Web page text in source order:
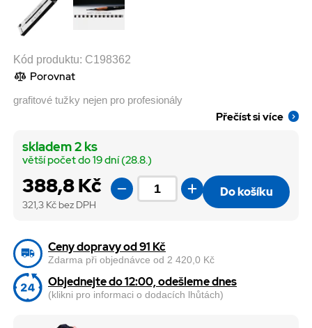
Kód produktu: C198362
Porovnat
grafitové tužky nejen pro profesionály
Přečíst si více
388,8 Kč
321,3 Kč bez DPH
skladem 2 ks
větší počet do 19 dní (28.8.)
Do košíku
Ceny dopravy od 91 Kč
Zdarma při objednávce od 2 420,0 Kč
Objednejte do 12:00, odešleme dnes
(klikni pro informaci o dodacích lhůtách)